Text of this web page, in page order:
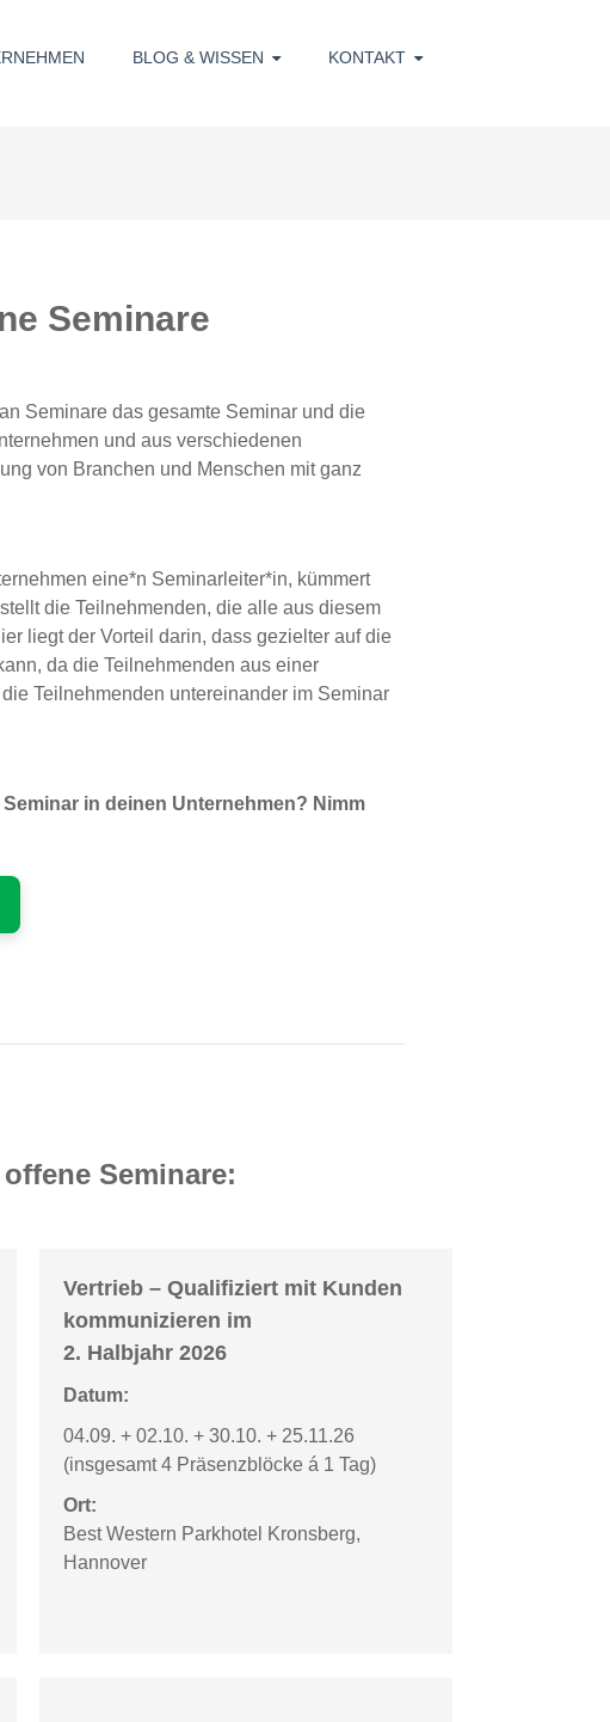
BLOG & WISSEN KONTAKT
Seminare
Seminare das gesamte Seminar und die
und aus verschiedenen
von Branchen und Menschen mit ganz
eine*n Seminarleiter*in, kümmert
die Teilnehmenden, die alle aus diesem
liegt der Vorteil darin, dass gezielter auf die
da die Teilnehmenden aus einer
Teilnehmenden untereinander im Seminar
in deinen Unternehmen? Nimm
Seminare:
Vertrieb – Qualifiziert mit Kunden
kommunizieren im
2. Halbjahr 2026
Datum:
04.09. + 02.10. + 30.10. + 25.11.26
(insgesamt 4 Präsenzblöcke á 1 Tag)
Ort:
Best Western Parkhotel Kronsberg,
Hannover